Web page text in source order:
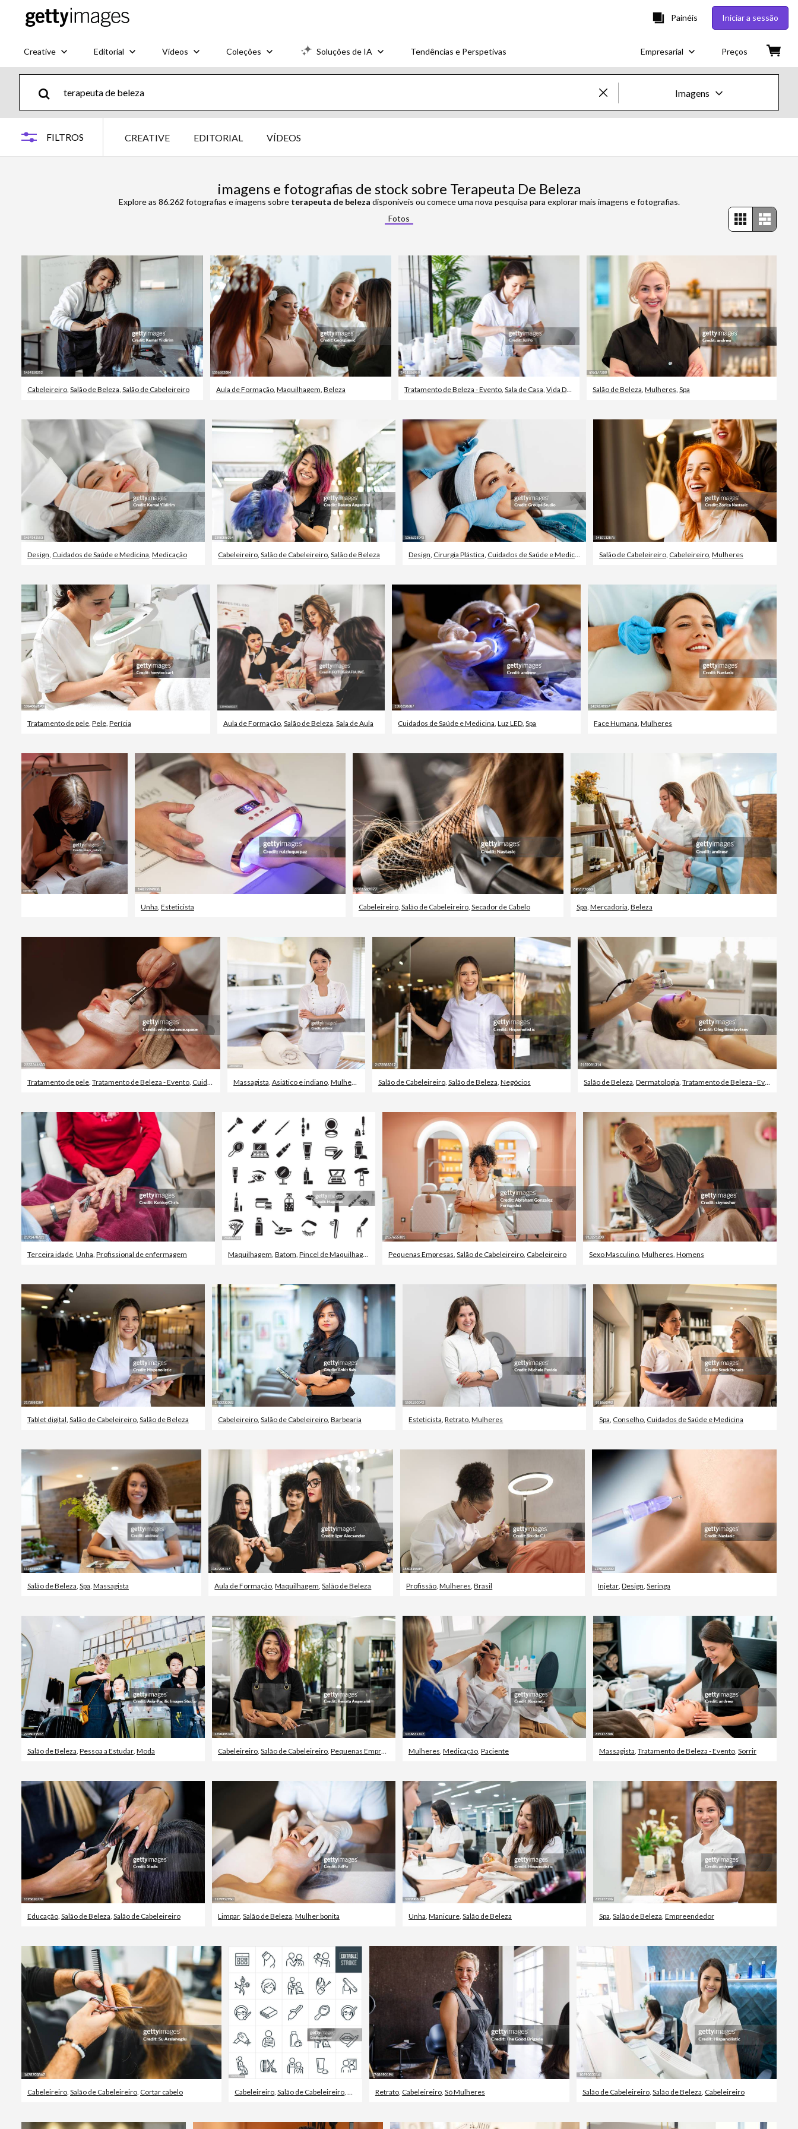
Painéis Iniciar a sessão
Creative Editorial Vídeos Coleções Soluções de IA Tendências e Perspetivas Empresarial Preços
Imagens
Editorial
Creative
Editorial
FILTROS CREATIVE EDITORIAL VÍDEOS
imagens e fotografias de stock sobre Terapeuta De Beleza
Explore as 86.262 fotografias e imagens sobre terapeuta de beleza disponíveis ou comece uma nova pesquisa para explorar mais imagens e fotografias.
Fotos
Cabeleireiro Salão de Beleza Salão de Cabeleireiro Aula de Formação, Maquilhagem Beleza Tratamento de Beleza - Evento, Sala de Casa Vida Doméstica Salão de Beleza ,Mulheres ,Spa
Design Cuidados de Saúde e Medicina Medicação Cabeleireiro Salão de Cabeleireiro Salão de Beleza Design Cirurgia Plástica Cuidados de Saúde e Medicina Salão de Cabeleireiro Cabeleireiro Mulheres
Tratamento de pele Pele Perícia Aula de Formação, Salão de Beleza Sala de Aula Cuidados de Saúde e Medicina ,Luz LED ,Spa Face Humana ,Mulheres
Unha Esteticista Cabeleireiro, Salão de Cabeleireiro, Secador de Cabelo Spa Mercadoria Beleza
Tratamento de pele, Tratamento de Beleza - Evento, Cuidados de Saúde e Medicina Massagista, Asiático e indiano, Mulheres Salão de Cabeleireiro, Salão de Beleza, Negócios Salão de Beleza,Dermatologia,Tratamento de Beleza - Evento
Terceira idade, Unha, Profissional de enfermagem Maquilhagem, Batom, Pincel de Maquilhagem Pequenas Empresas,Salão de Cabeleireiro, Cabeleireiro Sexo Masculino,Mulheres,Homens
Tablet digital Salão de Cabeleireiro Salão de Beleza Cabeleireiro, Salão de Cabeleireiro, Barbearia Esteticista ,Retrato ,Mulheres Spa Conselho Cuidados de Saúde e Medicina
Salão de Beleza Spa Massagista Aula de Formação ,Maquilhagem ,Salão de Beleza Profissão ,Mulheres ,Brasil Injetar ,Design ,Seringa
Salão de Beleza Pessoa a Estudar Moda Cabeleireiro Salão de Cabeleireiro Pequenas Empresas Mulheres Medicação Paciente Massagista Tratamento de Beleza - Evento Sorrir
Educação Salão de Beleza Salão de Cabeleireiro Limpar Salão de Beleza Mulher bonita Unha Manicure Salão de Beleza Spa Salão de Beleza Empreendedor
Cabeleireiro, Salão de Cabeleireiro, Cortar cabelo Cabeleireiro,Salão de Cabeleireiro,Salão de Beleza
Retrato, Cabeleireiro, Só Mulheres Salão de Cabeleireiro, Salão de Beleza, Cabeleireiro